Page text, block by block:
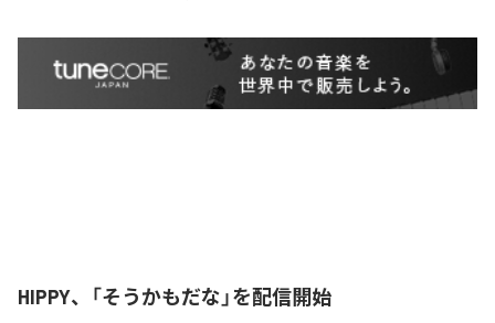
HIPPY、「そうかもだな」を配信開始